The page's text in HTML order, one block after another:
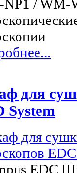
/ WM-
для
System
EDC